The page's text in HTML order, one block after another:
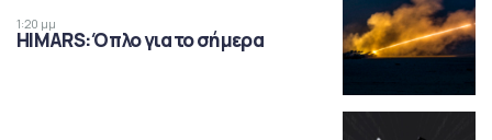
1:20 μμ
HIMARS: Όπλο για το σήμερα